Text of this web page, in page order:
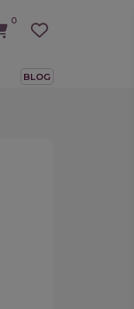
0
BLOG